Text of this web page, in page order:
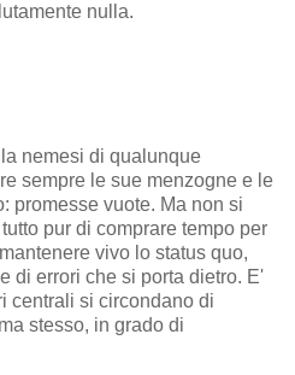
nulla.
la nemesi di qualunque
sempre le sue menzogne e le
promesse vuote. Ma non si
pur di comprare tempo per
vivo lo status quo,
di errori che si porta dietro. E'
centrali si circondano di
stesso, in grado di